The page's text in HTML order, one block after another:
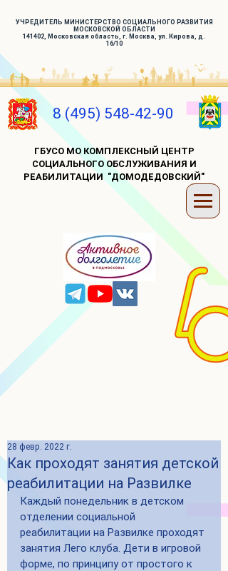
УЧРЕДИТЕЛЬ МИНИСТЕРСТВО СОЦИАЛЬНОГО РАЗВИТИЯ
МОСКОВСКОЙ ОБЛАСТИ
141402, Московская область, г. Москва, ул. Кирова, д.
16/10
8 (495) 548-42-90
ГБУСО МО КОМПЛЕКСНЫЙ ЦЕНТР
СОЦИАЛЬНОГО ОБСЛУЖИВАНИЯ И
РЕАБИЛИТАЦИИ "ДОМОДЕДОВСКИЙ"
Как проходят занятия детской
реабилитации на Развилке
28 февр. 2022 г.
Каждый понедельник в детском
отделении социальной
реабилитации на Развилке проходят
занятия Лего клуба. Дети в игровой
форме, по принципу от простого к